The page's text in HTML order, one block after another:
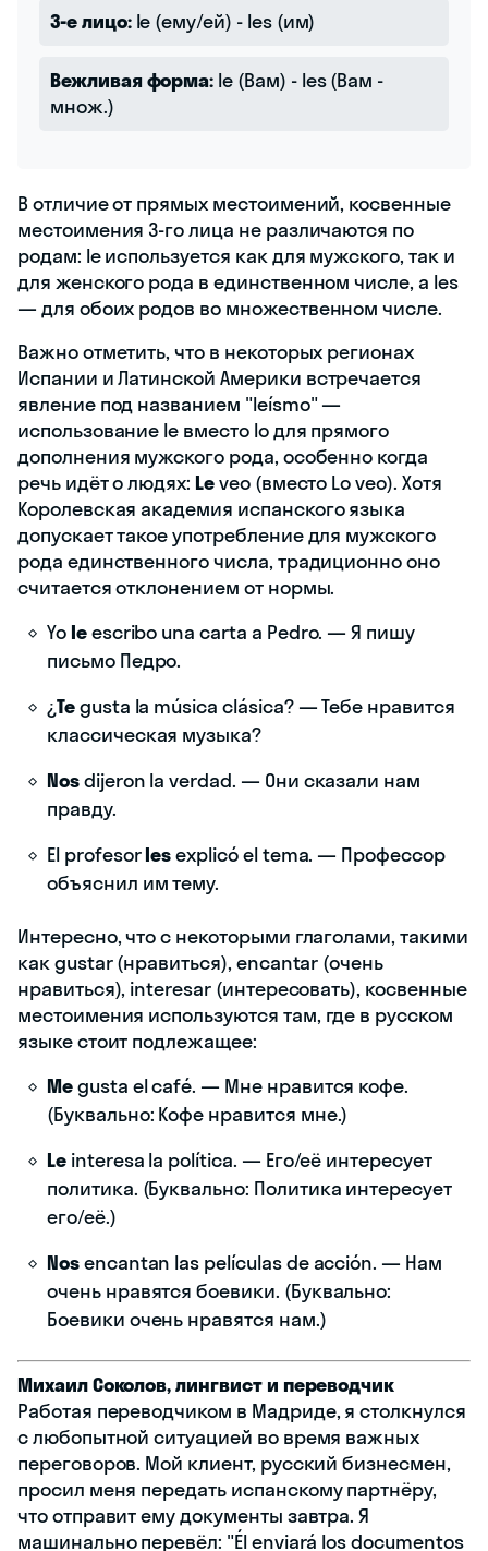
3-е лицо:le (ему/ей) - les (им)
Вежливая форма: le (Вам) - les (Вам -
множ.)
В отличие от прямых местоимений, косвенные
местоимения 3-го лица не различаются по
родам: le используется как для мужского, так и
для женского рода в единственном числе, а les
— для обоих родов во множественном числе.
Важно отметить, что в некоторых регионах
Испании и Латинской Америки встречается
явление под названием "leísmo" —
использование le вместо lo для прямого
дополнения мужского рода, особенно когда
речь идёт о людях:Leveo (вместо Lo veo). Хотя
Королевская академия испанского языка
допускает такое употребление для мужского
рода единственного числа, традиционно оно
считается отклонением от нормы.
Yoleescribo una carta a Pedro. — Я пишу
письмо Педро.
¿Tegusta la música clásica? — Тебе нравится
классическая музыка?
Nosdijeron la verdad. — Они сказали нам
правду.
El profesorlesexplicó el tema. — Профессор
объяснил им тему.
Интересно, что с некоторыми глаголами, такими
как gustar (нравиться), encantar (очень
нравиться), interesar (интересовать), косвенные
местоимения используются там, где в русском
языке стоит подлежащее:
Megusta el café. — Мне нравится кофе.
(Буквально: Кофе нравится мне.)
Leinteresa la política. — Его/её интересует
политика. (Буквально: Политика интересует
его/её.)
Nosencantan las películas de acción. — Нам
очень нравятся боевики. (Буквально:
Боевики очень нравятся нам.)
Михаил Соколов, лингвист и переводчик
Работая переводчиком в Мадриде, я столкнулся
с любопытной ситуацией во время важных
переговоров. Мой клиент, русский бизнесмен,
просил меня передать испанскому партнёру,
что отправит ему документы завтра. Я
машинально перевёл: "Él enviará los documentos